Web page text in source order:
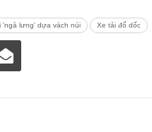
'ngả lưng' dựa vách núi Xe tải đổ dốc